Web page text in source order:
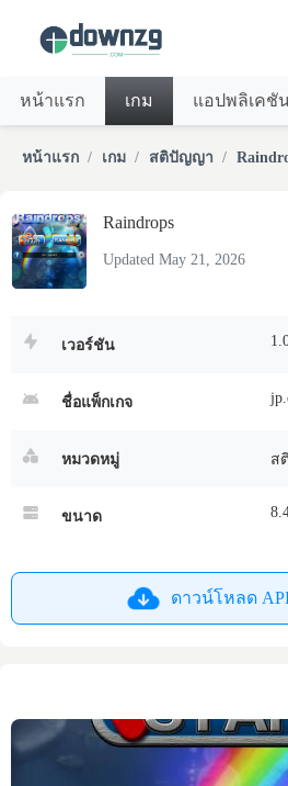
หน้าแรก เกม แอปพลิเคชั
หน้าแรก เกม สติปัญญา
Raindrops
Updated May 21, 2026
เวอร์ชัน
ชื่อแพ็กเกจ
หมวดหมู่ ส
ขนาด
ดาวน์โหลด